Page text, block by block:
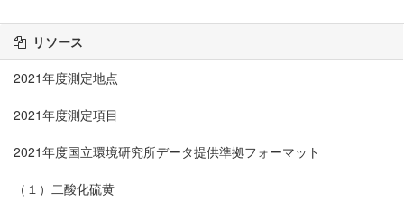
リソース
2021年度測定地点
2021年度測定項目
2021年度国立環境研究所データ提供準拠フォーマット
（１）二酸化硫黄